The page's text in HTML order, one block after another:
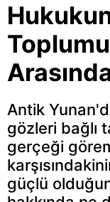
Antik
gözleri bağlı
gerçeği
güçlü